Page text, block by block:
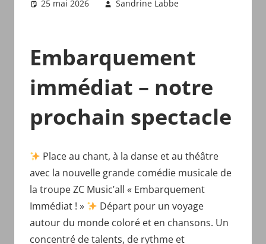
25 mai 2026 Sandrine Labbe
Embarquement
immédiat – notre
prochain spectacle
Place au chant, à la danse et au théâtre
avec la nouvelle grande comédie musicale de
la troupe ZC Music’all « Embarquement
Immédiat ! »
Départ pour un voyage
autour du monde coloré et en chansons. Un
concentré de talents, de rythme et